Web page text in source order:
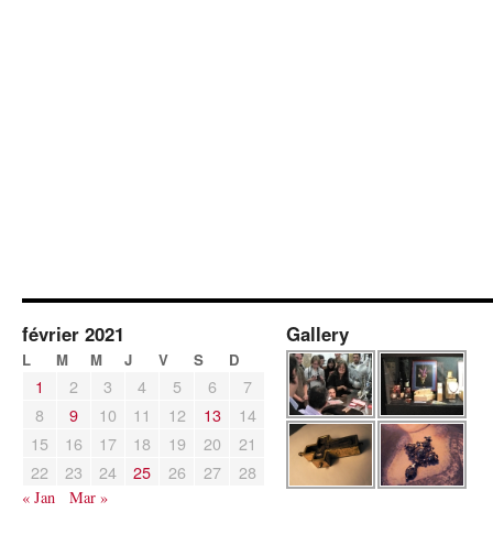
février 2021
L M M J V S D
1 2 3 4 5 6
7
8
9 10 11 12 13
14
15
16 17 18 19 20
21
22
23 24 25 26 27 28
« Jan Mar »
Gallery